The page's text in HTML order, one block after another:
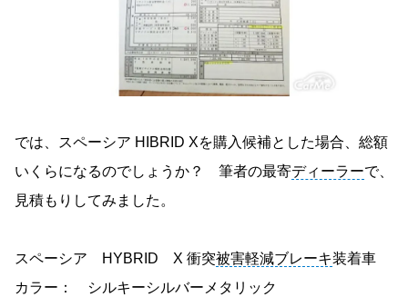
では、スペーシア HIBRID Xを購入候補とした場合、総額
いくらになるのでしょうか？ 筆者の最寄ディーラーで、
見積もりしてみました。
スペーシア HYBRID X 衝突被害軽減ブレーキ装着車
カラー： シルキーシルバーメタリック